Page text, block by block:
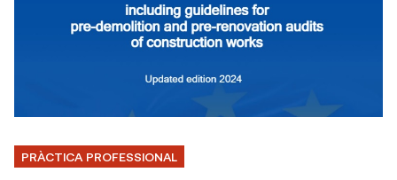
PRÀCTICA PROFESSIONAL